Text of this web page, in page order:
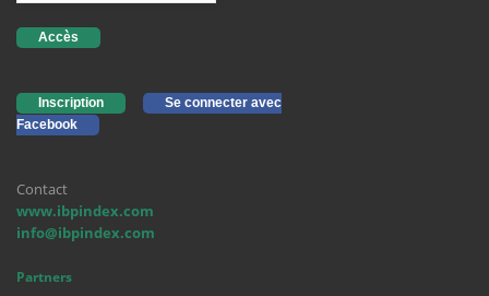
Accès
Inscription
Se connecter avec
Facebook
Contact
www.ibpindex.com
info@ibpindex.com
Partners